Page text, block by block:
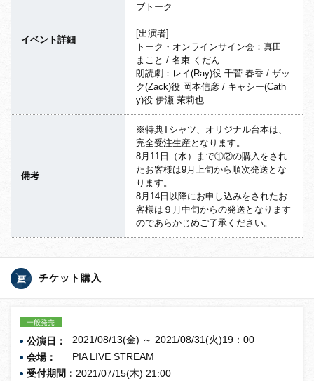
イベント詳細
ブトーク
[出演者]
トーク・オンラインサイン会：真田
まこと / 名束 くだん
朗読劇：レイ(Ray)役 千菅 春香 / ザッ
ク(Zack)役 岡本信彦 / キャシー(Cath
y)役 伊瀬 茉莉也
備考
※特典Tシャツ、オリジナル台本は、
完全受注生産となります。
8月11日（水）まで①②の購入をされ
たお客様は9月上旬から順次発送とな
ります。
8月14日以降にお申し込みをされたお
客様は９月中旬からの発送となります
のであらかじめご了承ください。
チケット購入
一般発売
公演日：
2021/08/13(金) ～ 2021/08/31(火)19：00
会場：
PIA LIVE STREAM
受付期間： 2021/07/15(木) 21:00